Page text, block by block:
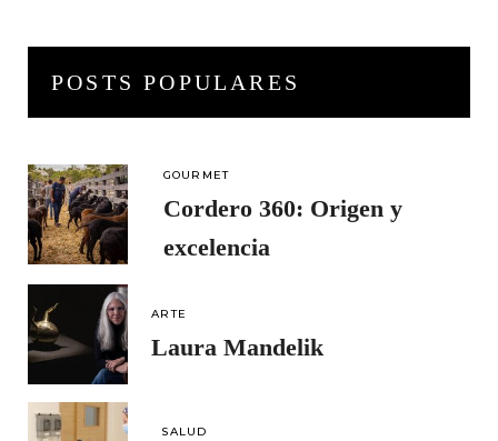
POSTS POPULARES
GOURMET
Cordero 360: Origen y
excelencia
ARTE
Laura Mandelik
SALUD